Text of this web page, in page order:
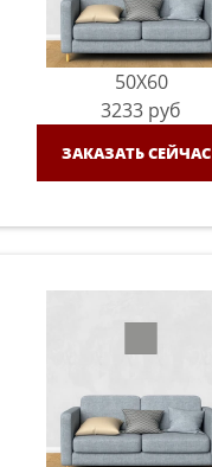
50X60
3233 руб
ЗАКАЗАТЬ СЕЙЧАС